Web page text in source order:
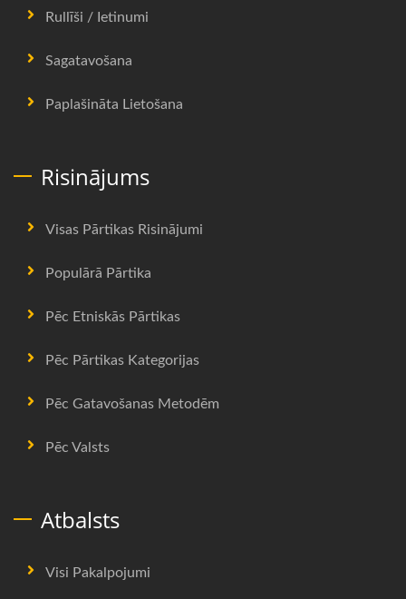
Rullīši / Ietinumi
Sagatavošana
Paplašināta Lietošana
Risinājums
Visas Pārtikas Risinājumi
Populārā Pārtika
Pēc Etniskās Pārtikas
Pēc Pārtikas Kategorijas
Pēc Gatavošanas Metodēm
Pēc Valsts
Atbalsts
Visi Pakalpojumi